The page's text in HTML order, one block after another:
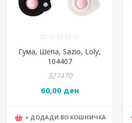
Гума, Шепа, Sazio, Loly,
104407
327470
60,00 ден
+ ДОДАДИ ВО КОШНИЧКА